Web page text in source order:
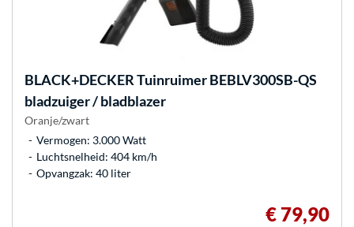
BLACK+DECKERTuinruimer BEBLV300SB-QS
bladzuiger / bladblazer
Oranje/zwart
Vermogen: 3.000 Watt
Luchtsnelheid: 404 km/h
Opvangzak: 40 liter
€ 79,90